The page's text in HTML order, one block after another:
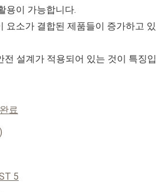
용이 가능합니다.
요소가 결합된 제품들이 증가하고 있
설계가 적용되어 있는 것이 특징입
료
5